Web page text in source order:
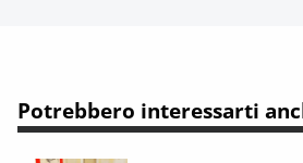
Potrebbero interessarti